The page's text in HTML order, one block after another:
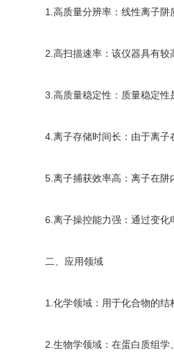
1.高质量分辨率：线性离子
2.高扫描速率：该仪器具有
3.高质量稳定性：质量稳定性
4.离子存储时间长：由于离子
5.离子捕获效率高：离子在阱
6.离子操控能力强：通过变化
二、应用领域
1.化学领域：用于化合物的结
2.生物学领域：在蛋白质组学